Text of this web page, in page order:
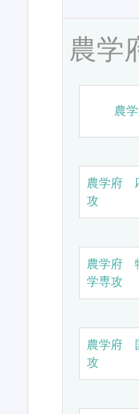
農学
農
農学府
攻
農学府
学専攻
農学府
攻